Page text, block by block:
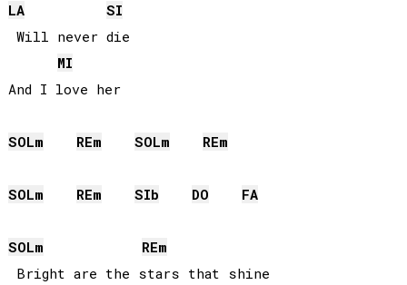
LA
SI
Will never die
MI
And I love her
SOLm REm SOLm REm
SOLm REm SIb DO FA
SOLm REm